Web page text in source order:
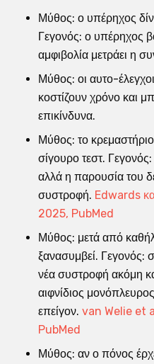
Μύθος: ο υπέρηχος
Γεγονός: ο υπέρηχος
αμφιβολία μετράει η
Μύθος: οι αυτο-
κοστίζουν χρόνο και
επικίνδυνα.
Μύθος: το κρεμαστήριο
σίγουρο τεστ.
αλλά η παρουσία του
συστροφή. Edwards
2025, PubMed
Μύθος: μετά από
ξανασυμβεί. Γεγονός:
νέα συστροφή ακόμη
αιφνίδιος
επείγον. van Welie et
PubMed
Μύθος: αν ο πόνος